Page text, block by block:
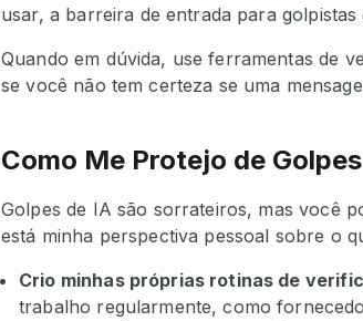
usar, a barreira de entrada para golpistas
Quando em dúvida, use ferramentas de
se você não tem certeza se uma
Como Me Protejo de
Golpes de IA são sorrateiros, mas você
está minha perspectiva pessoal sobre o
Crio minhas próprias rotinas de
trabalho regularmente, como